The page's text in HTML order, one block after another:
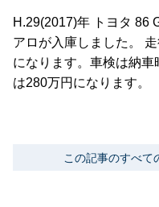
H.29(2017)年 トヨタ 86
アロが入庫しました。
になります。車検は納
は280万円になります。
この記事のすべて